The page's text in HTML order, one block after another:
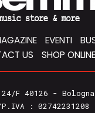
EVENTI
US
SHOP ONLINE
24/F 40126 -
P.IVA : 02742231208